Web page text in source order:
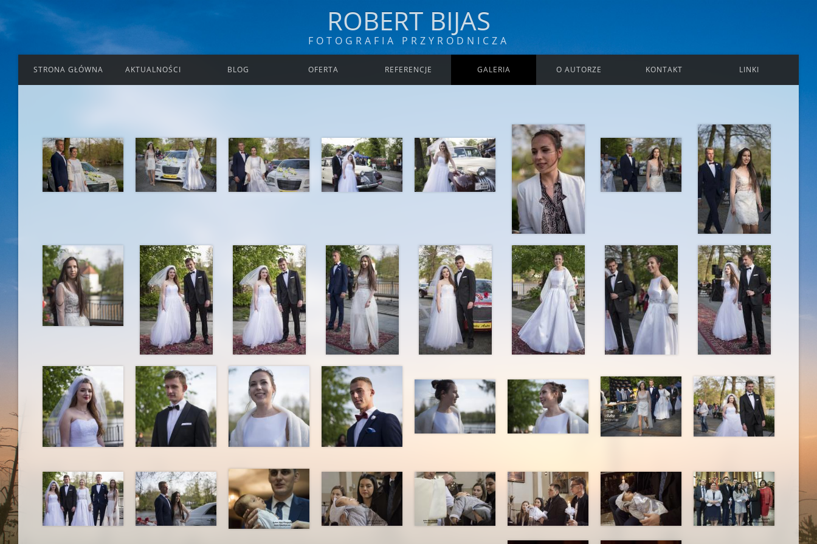
ROBERT BIJAS
FOTOGRAFIA PRZYRODNICZA
STRONA GŁÓWNA AKTUALNOŚCI BLOG OFERTA REFERENCJE GALERIA O AUTORZE KONTAKT LINKI